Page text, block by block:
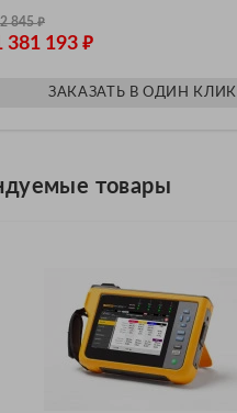
845₽
381 193 ₽
ЗАКАЗАТЬ В ОДИН КЛИК
товары